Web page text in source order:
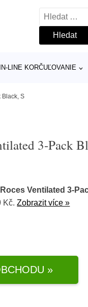
Vyhledávání
IN-LINE KORČUĽOVANIE
Black, S
3-Pack
Ventilated 3-
Kč.Zobrazit více »
»